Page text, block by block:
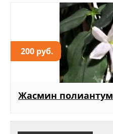
200 руб.
Жасмин полиантум